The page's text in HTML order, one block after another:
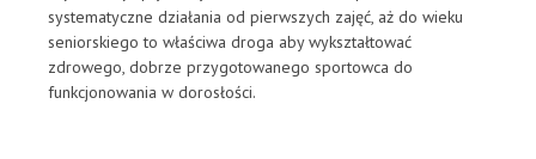
systematyczne działania od pierwszych zajęć, aż do wieku
seniorskiego to właściwa droga aby wykształtować
zdrowego, dobrze przygotowanego sportowca do
funkcjonowania w dorosłości.